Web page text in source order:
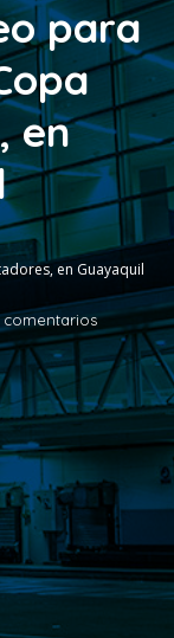
para
en
en Guayaquil